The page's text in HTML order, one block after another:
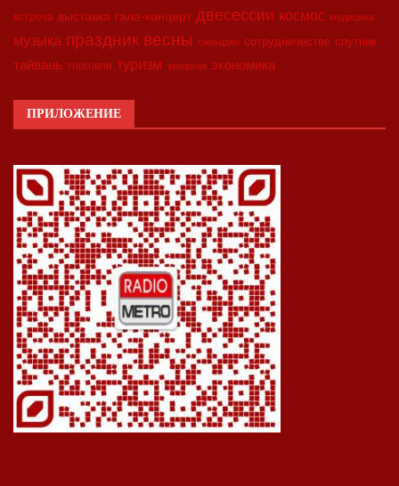
встреча выставка гала-концерт двесессии космос медицина
музыка праздник весны синьцзян сотрудничество спутник
тайвань торговля туризм экология экономика
ПРИЛОЖЕНИЕ